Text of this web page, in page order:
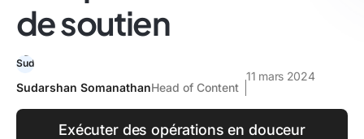
de soutien
Sudarshan SomanathanHead of Content
11 mars 2024
Exécuter des opérations en douceur